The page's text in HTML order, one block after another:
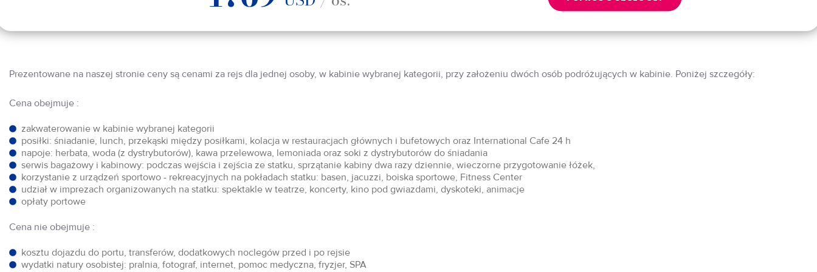
Prezentowane na naszej stronie ceny są cenami za rejs dla jednej osoby, w kabinie wybranej kategorii, przy założeniu dwóch osób podróżujących w kabinie. Poniżej szczegóły:
Cena obejmuje :
zakwaterowanie w kabinie wybranej kategorii
posiłki: śniadanie, lunch, przekąski między posiłkami, kolacja w restauracjach głównych i bufetowych oraz International Cafe 24 h
napoje: herbata, woda (z dystrybutorów), kawa przelewowa, lemoniada oraz soki z dystrybutorów do śniadania
serwis bagażowy i kabinowy: podczas wejścia i zejścia ze statku, sprzątanie kabiny dwa razy dziennie, wieczorne przygotowanie łóżek,
korzystanie z urządzeń sportowo - rekreacyjnych na pokładach statku: basen, jacuzzi, boiska sportowe, Fitness Center
udział w imprezach organizowanych na statku: spektakle w teatrze, koncerty, kino pod gwiazdami, dyskoteki, animacje
opłaty portowe
Cena nie obejmuje :
kosztu dojazdu do portu, transferów, dodatkowych noclegów przed i po rejsie
wydatki natury osobistej: pralnia, fotograf, internet, pomoc medyczna, fryzjer, SPA